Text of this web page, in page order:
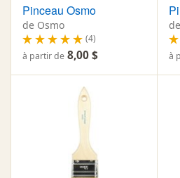
Pinceau Osmo
de Osmo
(4)
à partir de 8,00 $ à